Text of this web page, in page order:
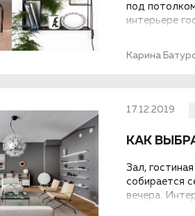
под
интерьере
Карина
17.12.2019
КАК
Зал,
собирается
вечера.